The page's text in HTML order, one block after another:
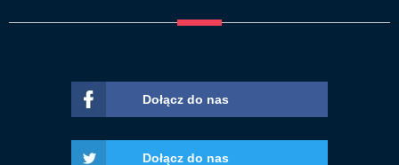
Dołącz do nas
Dołącz do nas